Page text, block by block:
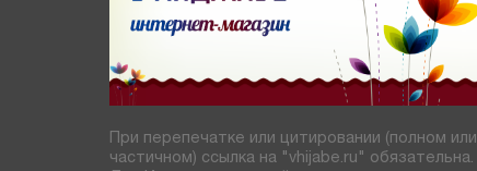
При перепечатке или цитировании (полном или
частичном) ссылка на "vhijabe.ru" обязательна.